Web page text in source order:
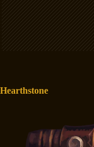
Hearthstone